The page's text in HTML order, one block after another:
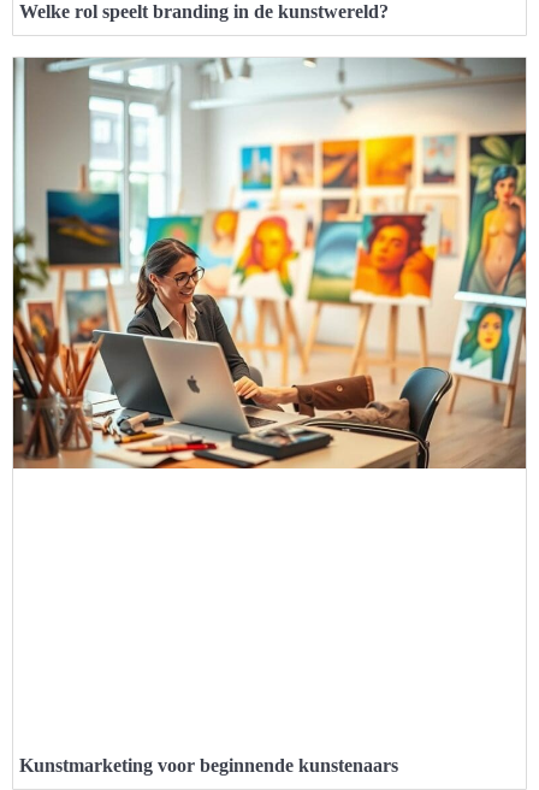
Welke rol speelt branding in de kunstwereld?
Kunstmarketing voor beginnende kunstenaars